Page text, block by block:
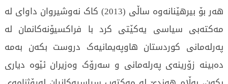
هەر بۆ بیرهێنانەوە ساڵی (2013) کاک نەوشیروان داوای لە
مەکتەبی سیاسی یەکێتی کرد با فراکسیۆنەکانمان لە
پەرلەمانی کوردستان هاوپەیمانیەک دروست بکەن بەمە
دەبینە زۆرینەی پەرلەمانی و سەرۆک وەزیران ئێوە دیاری